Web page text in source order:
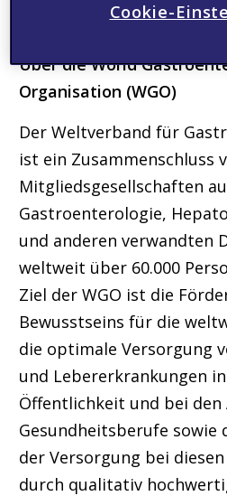
betont Andresen.
Über die World
Organisation (WGO)
Der Weltverband für
ist ein Zusammenschluss
Mitgliedsgesellschaften
Gastroenterologie,
und anderen verwandten
weltweit über 60.000
Ziel der WGO ist die
Bewusstseins für die
die optimale Versorgung
und Lebererkrankungen
Öffentlichkeit und bei den
Gesundheitsberufe sowie
der Versorgung bei
durch qualitativ
Cookie-